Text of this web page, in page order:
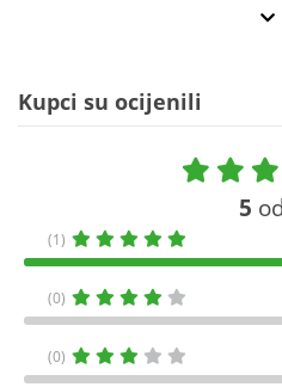
Kupci su ocijenili
5
(1)
(0)
(0)